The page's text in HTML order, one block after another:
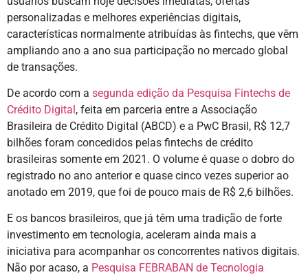
personalizadas e melhores experiências digitais,
características normalmente atribuídas às fintechs, que vêm
ampliando ano a ano sua participação no mercado global
de transações.
De acordo com a segunda edição da Pesquisa Fintechs de
Crédito Digital, feita em parceria entre a Associação
Brasileira de Crédito Digital (ABCD) e a PwC Brasil, R$ 12,7
bilhões foram concedidos pelas fintechs de crédito
brasileiras somente em 2021. O volume é quase o dobro do
registrado no ano anterior e quase cinco vezes superior ao
anotado em 2019, que foi de pouco mais de R$ 2,6 bilhões.
E os bancos brasileiros, que já têm uma tradição de forte
investimento em tecnologia, aceleram ainda mais a
iniciativa para acompanhar os concorrentes nativos digitais.
Não por acaso, a Pesquisa FEBRABAN de Tecnologia